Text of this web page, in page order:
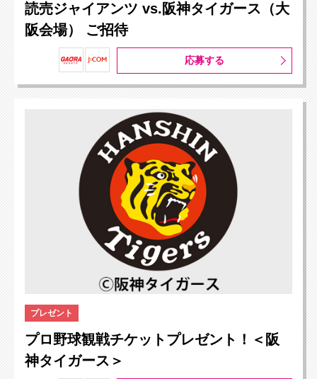
読売ジャイアンツ vs.阪神タイガース（大
阪会場） ご招待
応募する
プレゼント
プロ野球観戦チケットプレゼント！＜阪
神タイガース＞